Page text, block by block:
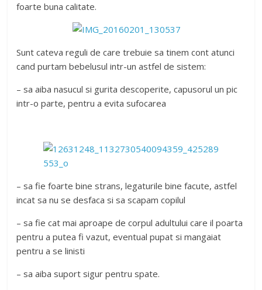
foarte buna calitate.
Sunt cateva reguli de care trebuie sa tinem cont atunci
cand purtam bebelusul intr-un astfel de sistem:
– sa aiba nasucul si gurita descoperite, capusorul un pic
intr-o parte, pentru a evita sufocarea
– sa fie foarte bine strans, legaturile bine facute, astfel
incat sa nu se desfaca si sa scapam copilul
– sa fie cat mai aproape de corpul adultului care il poarta
pentru a putea fi vazut, eventual pupat si mangaiat
pentru a se linisti
– sa aiba suport sigur pentru spate.